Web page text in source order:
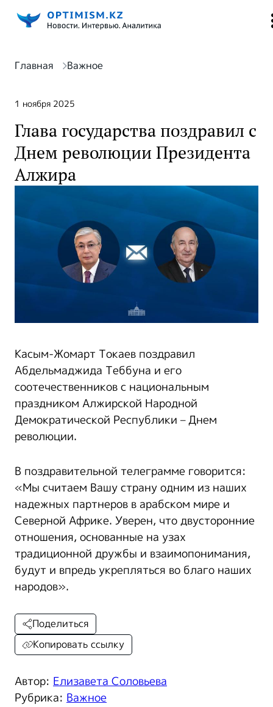
Главная Важное
1 ноября 2025
Глава государства поздравил с
Днем революции Президента
Алжира
Касым-Жомарт Токаев поздравил
Абдельмаджида Теббуна и его
соотечественников с национальным
праздником Алжирской Народной
Демократической Республики – Днем
революции.
В поздравительной телеграмме говорится:
«Мы считаем Вашу страну одним из наших
надежных партнеров в арабском мире и
Северной Африке. Уверен, что двусторонние
отношения, основанные на узах
традиционной дружбы и взаимопонимания,
будут и впредь укрепляться во благо наших
народов».
Автор: Елизавета Соловьева
Рубрика: Важное
Поделиться
Копировать ссылку